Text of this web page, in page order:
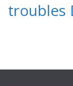
troubles